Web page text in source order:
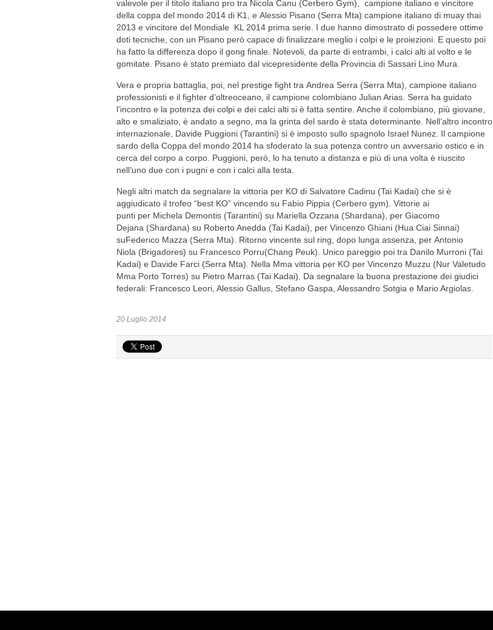
valevole per il titolo italiano pro tra Nicola Canu (Cerbero Gym), campione italiano e vincitore
della coppa del mondo 2014 di K1, e Alessio Pisano (Serra Mta) campione italiano di muay thai
2013 e vincitore del Mondiale KL 2014 prima serie. I due hanno dimostrato di possedere ottime
doti tecniche, con un Pisano però capace di finalizzare meglio i colpi e le proiezioni. E questo poi
ha fatto la differenza dopo il gong finale. Notevoli, da parte di entrambi, i calci alti al volto e le
gomitate. Pisano è stato premiato dal vicepresidente della Provincia di Sassari Lino Mura.
Vera e propria battaglia, poi, nel prestige fight tra Andrea Serra (Serra Mta), campione italiano
professionisti e il fighter d’oltreoceano, il campione colombiano Julian Arias. Serra ha guidato
l’incontro e la potenza dei colpi e dei calci alti si è fatta sentire. Anche il colombiano, più giovane,
alto e smaliziato, è andato a segno, ma la grinta del sardo è stata determinante. Nell’altro incontro
internazionale, Davide Puggioni (Tarantini) si è imposto sullo spagnolo Israel Nunez. Il campione
sardo della Coppa del mondo 2014 ha sfoderato la sua potenza contro un avversario ostico e in
cerca del corpo a corpo. Puggioni, però, lo ha tenuto a distanza e più di una volta è riuscito
nell’uno due con i pugni e con i calci alla testa.
Negli altri match da segnalare la vittoria per KO di Salvatore Cadinu (Tai Kadai) che si è
aggiudicato il trofeo “best KO” vincendo su Fabio Pippia (Cerbero gym). Vittorie ai
punti per Michela Demontis (Tarantini) su Mariella Ozzana (Shardana), per Giacomo
Dejana (Shardana) su Roberto Anedda (Tai Kadai), per Vincenzo Ghiani (Hua Ciai Sinnai)
suFederico Mazza (Serra Mta). Ritorno vincente sul ring, dopo lunga assenza, per Antonio
Niola (Brigadores) su Francesco Porru(Chang Peuk). Unico pareggio poi tra Danilo Murroni (Tai
Kadai) e Davide Farci (Serra Mta). Nella Mma vittoria per KO per Vincenzo Muzzu (Nur Valetudo
Mma Porto Torres) su Pietro Marras (Tai Kadai). Da segnalare la buona prestazione dei giudici
federali: Francesco Leori, Alessio Gallus, Stefano Gaspa, Alessandro Sotgia e Mario Argiolas.
20 Luglio 2014